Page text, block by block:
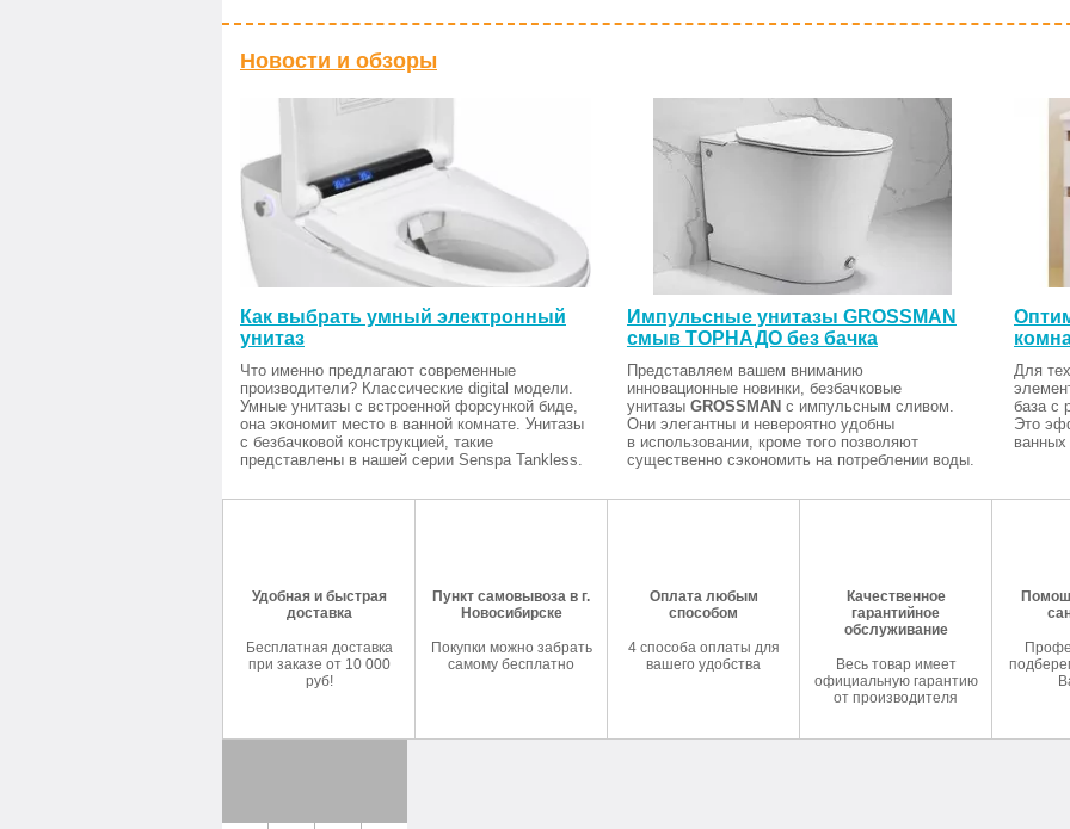
Новости и обзоры
Как выбрать умный электронный
унитаз
Что именно предлагают современные
производители? Классические digital модели.
Умные унитазы с встроенной форсункой биде,
она экономит место в ванной комнате. Унитазы
с безбачковой конструкцией, такие
представлены в нашей серии Senspa Tankless.
Импульсные унитазы GROSSMAN
смыв ТОРНАДО без бачка
Представляем вашем вниманию
инновационные новинки, безбачковые
унитазы GROSSMAN с импульсным сливом.
Они элегантны и невероятно удобны
в использовании, кроме того позволяют
существенно сэкономить на потреблении воды.
Для
база с
Это
ванных
Удобная и быстрая
доставка
Бесплатная доставка
при заказе от 10 000
руб!
Пункт самовывоза в г.
Новосибирске
Покупки можно забрать
самому бесплатно
Оплата любым
способом
4 способа оплаты для
вашего удобства
Качественное
гарантийное
обслуживание
Весь товар имеет
официальную гарантию
от производителя